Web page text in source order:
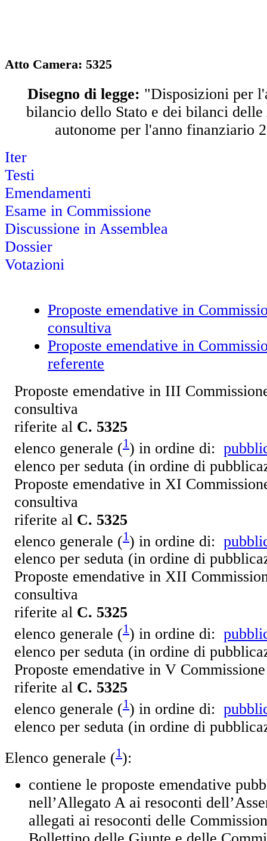
Atto Camera: 5325
Disegno di legge: "Disposizioni per
bilancio dello Stato e dei bilanci
autonome per l'anno finanziario
Iter
Testi
Emendamenti
Esame in Commissione
Discussione in Assemblea
Dossier
Votazioni
Proposte emendative in
consultiva
Proposte emendative in
referente
Proposte emendative in III
consultiva
riferite al C. 5325
elenco generale (1) in ordine di:
elenco per seduta (in ordine di
Proposte emendative in XI
consultiva
riferite al C. 5325
elenco generale (1) in ordine di:
elenco per seduta (in ordine di
Proposte emendative in XII
consultiva
riferite al C. 5325
elenco generale (1) in ordine di:
elenco per seduta (in ordine di
Proposte emendative in V
riferite al C. 5325
elenco generale (1) in ordine di:
elenco per seduta (in ordine di
Elenco generale (1):
contiene le proposte emendative
nell’Allegato A ai resoconti
allegati ai resoconti delle